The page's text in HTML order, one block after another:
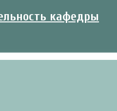
кафедры